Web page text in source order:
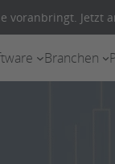
voranbringt. Jetzt
Branchen